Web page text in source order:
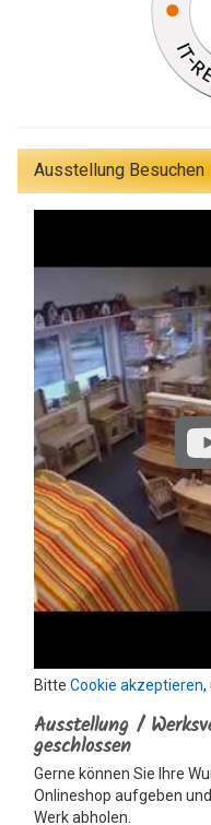
Ausstellung Besuchen
Bitte Cookie akzeptieren,
Ausstellung /
geschlossen
Gerne können Sie Ihre
Onlineshop aufgeben
Werk abholen.